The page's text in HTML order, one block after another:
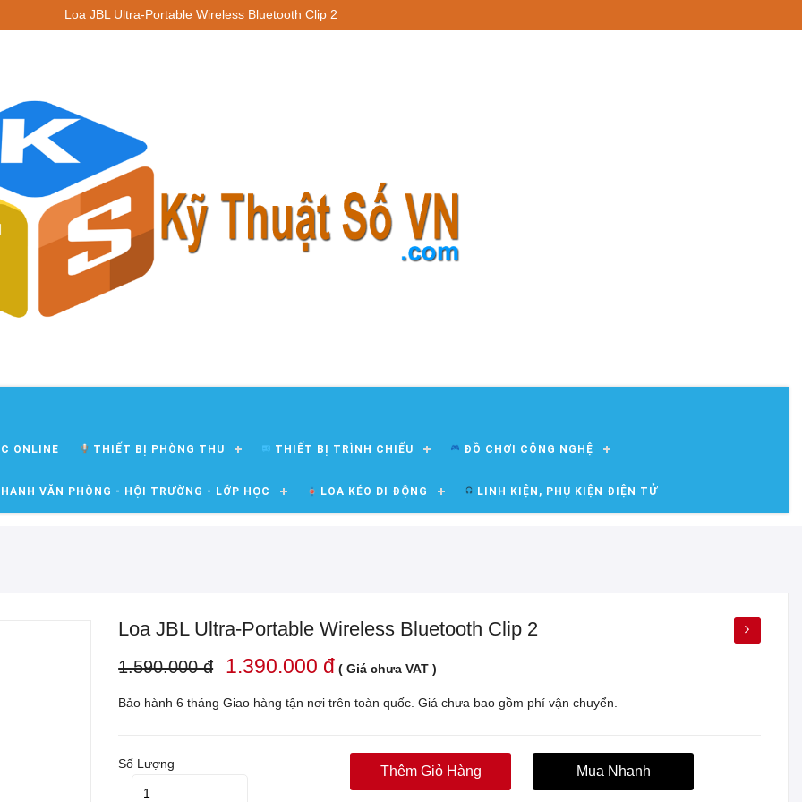
Loa JBL Ultra-Portable Wireless Bluetooth Clip 2
ONLINE THIẾT BỊ PHÒNG THU THIẾT BỊ TRÌNH CHIẾU ĐỒ CHƠI CÔNG NGHỆ
VĂN PHÒNG - HỘI TRƯỜNG - LỚP HỌC LOA KÉO DI ĐỘNG LINH KIỆN, PHỤ KIỆN ĐIỆN TỬ
Loa JBL Ultra-Portable Wireless Bluetooth Clip 2
1.590.000 đ 1.390.000 đ ( Giá chưa VAT )
Bảo hành 6 tháng Giao hàng tận nơi trên toàn quốc. Giá chưa bao gồm phí vận chuyển.
Số Lượng Thêm Giỏ Hàng Mua Nhanh